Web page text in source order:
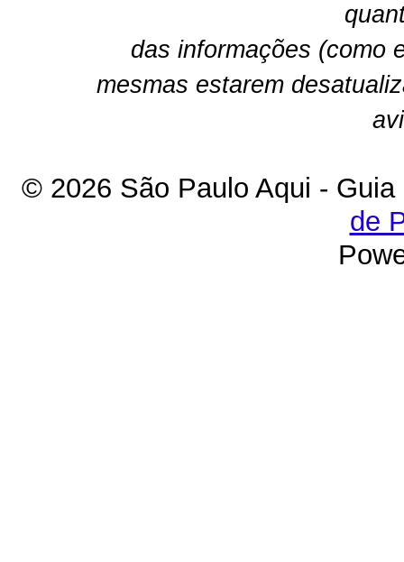
das informações (como
mesmas estarem
© 2026 São Paulo Aqui -
de